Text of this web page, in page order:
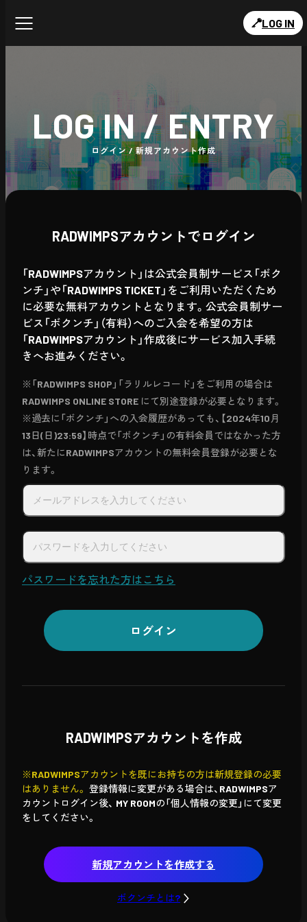
LOG IN
LOG IN / ENTRY
ログイン / 新規アカウント作成
RADWIMPSアカウントでログイン
「RADWIMPSアカウント」は公式会員制サービス「ボク
ンチ」や「RADWIMPS TICKET」をご利用いただくため
に必要な無料アカウントとなります。公式会員制サー
ビス「ボクンチ」（有料）へのご入会を希望の方は
「RADWIMPSアカウント」作成後にサービス加入手続
きへお進みください。
※「RADWIMPS SHOP」「ラリルレコード」をご利用の場合は
RADWIMPS ONLINE STORE にて別途登録が必要となります。
※過去に「ボクンチ」への入会履歴があっても、【2024年10月
13日(日)23:59】時点で「ボクンチ」の有料会員ではなかった方
は、新たにRADWIMPSアカウントの無料会員登録が必要とな
ります。
パスワードを忘れた方はこちら
ログイン
RADWIMPSアカウントを作成
※RADWIMPSアカウントを既にお持ちの方は新規登録の必要
はありません。 登録情報に変更がある場合は、RADWIMPSア
カウントログイン後、 MY ROOMの「個人情報の変更」にて変更
をしてください。
新規アカウントを作成する
ボクンチとは?